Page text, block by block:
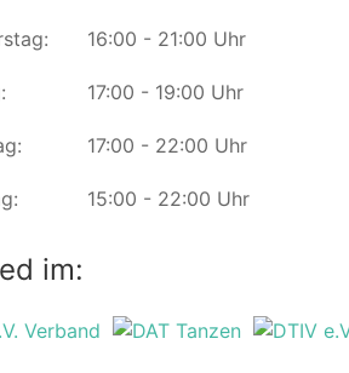
16:00 - 21:00 Uhr
17:00 - 19:00 Uhr
17:00 - 22:00 Uhr
15:00 - 22:00 Uhr
im: